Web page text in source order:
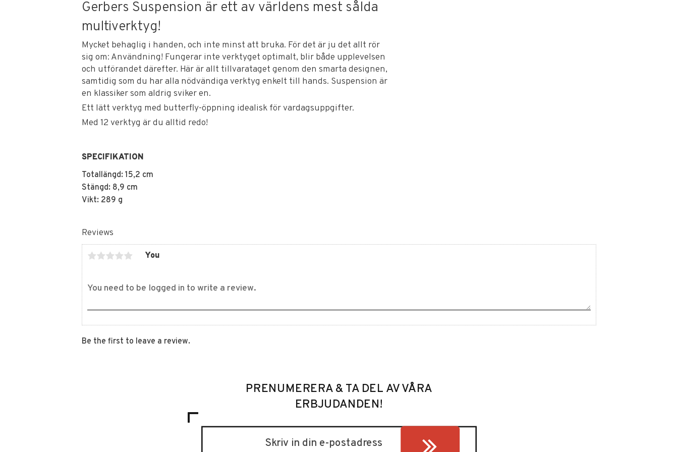
Gerbers Suspension är ett av världens mest sålda
multiverktyg!
Mycket behaglig i handen, och inte minst att bruka. För det är ju det allt rör
sig om: Användning! Fungerar inte verktyget optimalt, blir både upplevelsen
och utförandet därefter. Här är allt tillvarataget genom den smarta designen,
samtidig som du har alla nödvändiga verktyg enkelt till hands. Suspension är
en klassiker som aldrig sviker en.
Ett lätt verktyg med butterfly-öppning idealisk för vardagsuppgifter.
Med 12 verktyg är du alltid redo!
SPECIFIKATION
Totallängd: 15,2 cm
Stängd: 8,9 cm
Vikt: 289 g
Reviews
You
Be the first to leave a review.
PRENUMERERA & TA DEL AV VÅRA
ERBJUDANDEN!